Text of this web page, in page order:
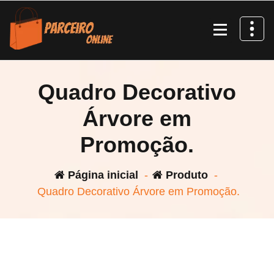
Pular
para
conteúdo
Quadro Decorativo
Árvore em
Promoção.
Página inicial - Produto -
Quadro Decorativo Árvore em Promoção.